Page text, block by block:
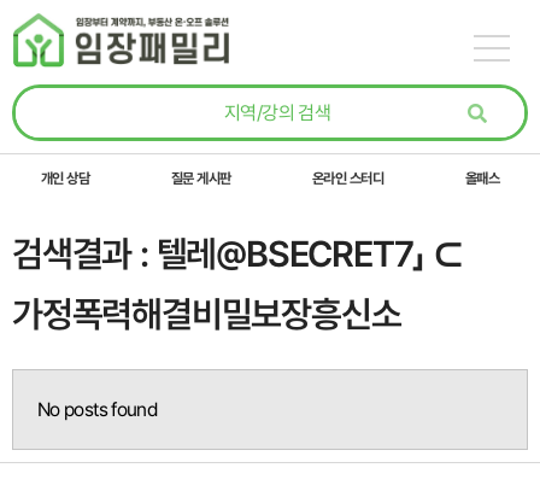
콘텐츠로
건너뛰기
개인 상담 질문 게시판 온라인 스터디 올패스
검색결과 : 텔레@BSECRET7」 ⊂
가정폭력해결비밀보장흥신소
No posts found